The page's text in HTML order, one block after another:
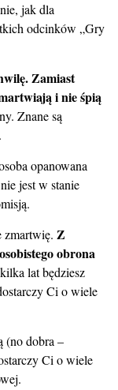
jak dla
odcinków „Gry
Zamiast
i nie śpią
Znane są
opanowana
jest w stanie
zmartwię.Z
obrona
lat będziesz
Ci o wiele
(no dobra –
Ci o wiele